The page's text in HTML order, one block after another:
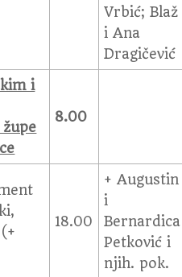
Vrbić; Blaž
i Ana
Dragičević
i
8.00
18.00
+ Augustin
i
Bernardica
Petković i
njih. pok.